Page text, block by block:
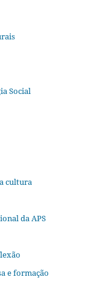
Social
cultura
da APS
e formação